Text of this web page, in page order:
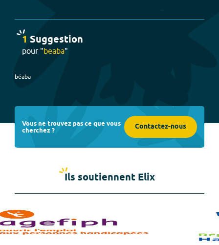
1 Suggestion
pour "beaba"
béaba
Vous ne trouvez pas ce que vous
cherchez ? Contactez-nous
Ils soutiennent Elix